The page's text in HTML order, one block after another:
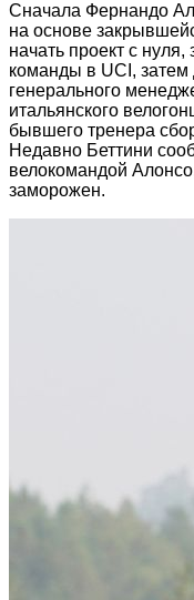
Сначала Фернандо
на основе
начать проект с
команды в UCI, затем
генерального
итальянского
бывшего тренера
Недавно Беттини
велокомандой
заморожен.